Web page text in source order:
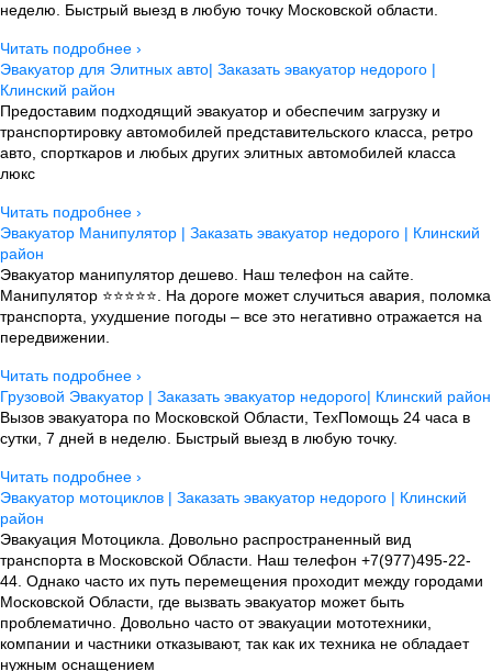
неделю. Быстрый выезд в любую точку Московской области.
Читать подробнее ›
Эвакуатор для Элитных авто| Заказать эвакуатор недорого |
Клинский район
Предоставим подходящий эвакуатор и обеспечим загрузку и
транспортировку автомобилей представительского класса, ретро
авто, спорткаров и любых других элитных автомобилей класса
люкс
Читать подробнее ›
Эвакуатор Манипулятор | Заказать эвакуатор недорого | Клинский
район
Эвакуатор манипулятор дешево. Наш телефон на сайте.
Манипулятор ⭐⭐⭐⭐⭐. На дороге может случиться авария, поломка
транспорта, ухудшение погоды – все это негативно отражается на
передвижении.
Читать подробнее ›
Грузовой Эвакуатор | Заказать эвакуатор недорого| Клинский район
Вызов эвакуатора по Московской Области, ТехПомощь 24 часа в
сутки, 7 дней в неделю. Быстрый выезд в любую точку.
Читать подробнее ›
Эвакуатор мотоциклов | Заказать эвакуатор недорого | Клинский
район
Эвакуация Мотоцикла. Довольно распространенный вид
транспорта в Московской Области. Наш телефон +7(977)495-22-
44. Однако часто их путь перемещения проходит между городами
Московской Области, где вызвать эвакуатор может быть
проблематично. Довольно часто от эвакуации мототехники,
компании и частники отказывают, так как их техника не обладает
нужным оснащением